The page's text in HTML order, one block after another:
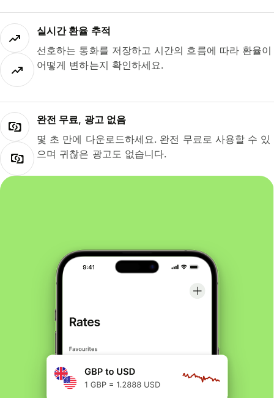
실시간 환율 추적
선호하는 통화를 저장하고 시간의 흐름에 따라 환율이
어떻게 변하는지 확인하세요.
완전 무료, 광고 없음
몇 초 만에 다운로드하세요. 완전 무료로 사용할 수 있
으며 귀찮은 광고도 없습니다.